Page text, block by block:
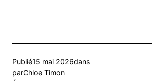
Publié15 mai 2026dans
parChloe Timon